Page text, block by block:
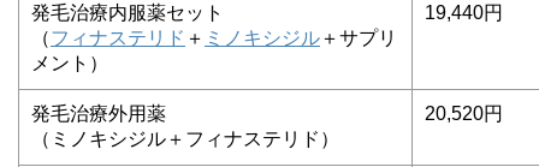
発毛治療内服薬セット
（フィナステリド ＋ ミノキシジル＋サプリ
メント）
19,440円
発毛治療外用薬
（ミノキシジル＋フィナステリド）
20,520円